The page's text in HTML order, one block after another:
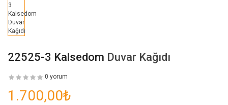
22525-3 Kalsedom Duvar Kağıdı
0 yorum
1.700,00₺